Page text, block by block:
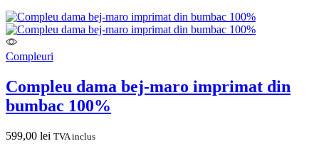
Compleuri
Compleu dama bej-maro imprimat din
bumbac 100%
599,00 lei TVA inclus